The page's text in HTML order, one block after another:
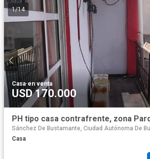
1/14
Casa·en venta
USD 170.000
PH tipo casa contrafrente, zona
Sánchez De Bustamante, Ciudad Autónoma De
Casa